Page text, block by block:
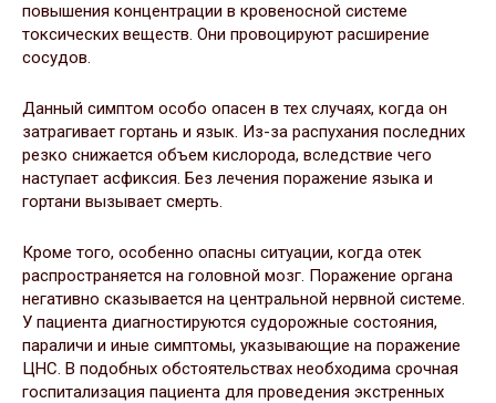
повышения концентрации в кровеносной системе
токсических веществ. Они провоцируют расширение
сосудов.
Данный симптом особо опасен в тех случаях, когда он
затрагивает гортань и язык. Из-за распухания последних
резко снижается объем кислорода, вследствие чего
наступает асфиксия. Без лечения поражение языка и
гортани вызывает смерть.
Кроме того, особенно опасны ситуации, когда отек
распространяется на головной мозг. Поражение органа
негативно сказывается на центральной нервной системе.
У пациента диагностируются судорожные состояния,
параличи и иные симптомы, указывающие на поражение
ЦНС. В подобных обстоятельствах необходима срочная
госпитализация пациента для проведения экстренных